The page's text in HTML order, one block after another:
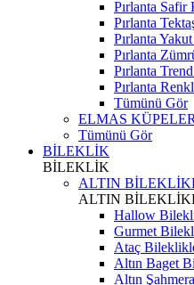
Pırlanta Safir
Pırlanta
Pırlanta
Pırlanta
Pırlanta
Pırlanta
Tümünü Gör
ELMAS KÜPELER
Tümünü Gör
BİLEKLİK
BİLEKLİK
ALTIN
ALTIN
Hallow
Gurmet
Ataç
Altın Baget
Altın